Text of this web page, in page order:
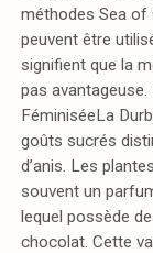
méthodes Sea of
peuvent être
signifient que la
pas avantageuse.
FéminiséeLa
goûts sucrés
d’anis. Les
souvent un
lequel possède
chocolat. Cette